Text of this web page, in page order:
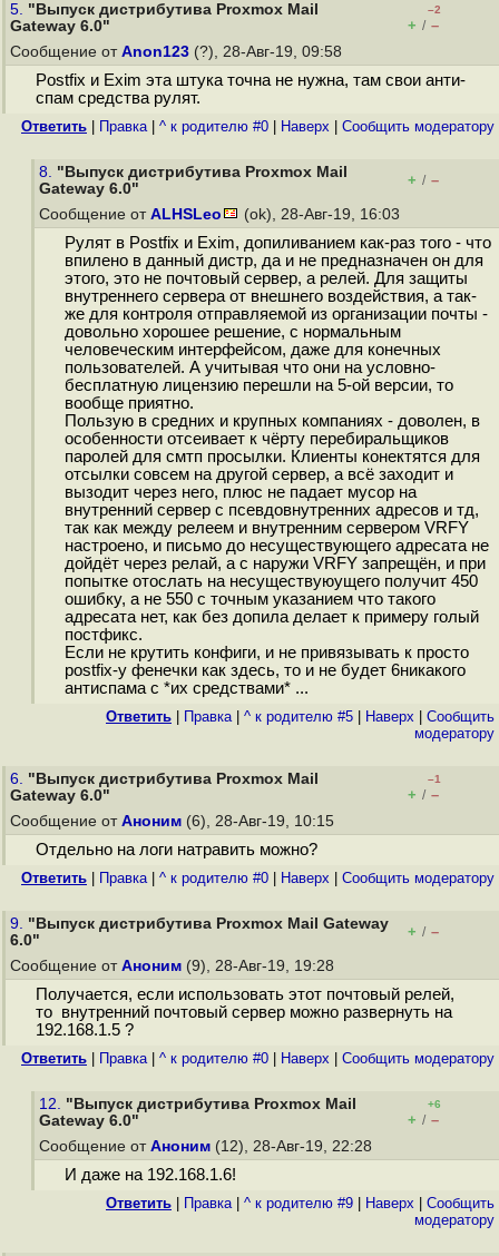
5. "Выпуск дистрибутива Proxmox Mail
Gateway 6.0"
–2
+ / –
Сообщение от Anon123 (?), 28-Авг-19, 09:58
Postfix и Exim эта штука точна не нужна, там свои анти-
спам средства рулят.
Ответить Правка| ^ к родителю #0 Наверх Cообщить модератору
8. "Выпуск дистрибутива Proxmox Mail
Gateway 6.0"
+ / –
Сообщение от ALHSLeo (ok), 28-Авг-19, 16:03
Рулят в Postfix и Exim, допиливанием как-раз того - что
впилено в данный дистр, да и не предназначен он для
этого, это не почтовый сервер, а релей. Для защиты
внутреннего сервера от внешнего воздействия, а так-
же для контроля отправляемой из организации почты -
довольно хорошее решение, с нормальным
человеческим интерфейсом, даже для конечных
пользователей. А учитывая что они на условно-
бесплатную лицензию перешли на 5-ой версии, то
вообще приятно.
Пользую в средних и крупных компаниях - доволен, в
особенности отсеивает к чёрту перебиральщиков
паролей для смтп просылки. Клиенты конектятся для
отсылки совсем на другой сервер, а всё заходит и
вызодит через него, плюс не падает мусор на
внутренний сервер с псевдовнутренних адресов и тд,
так как между релеем и внутренним сервером VRFY
настроено, и письмо до несуществующего адресата не
дойдёт через релай, а с наружи VRFY запрещён, и при
попытке отослать на несуществуюущего получит 450
ошибку, а не 550 с точным указанием что такого
адресата нет, как без допила делает к примеру голый
постфикс.
Если не крутить конфиги, и не привязывать к просто
postfix-у фенечки как здесь, то и не будет 6никакого
антиспама с *их средствами* ...
Ответить Правка| ^ к родителю #5 Наверх
Cообщить
модератору
6. "Выпуск дистрибутива Proxmox Mail
Gateway 6.0"
–1
+ / –
Сообщение от Аноним (6), 28-Авг-19, 10:15
Отдельно на логи натравить можно?
Ответить Правка| ^ к родителю #0 Наверх Cообщить модератору
9. "Выпуск дистрибутива Proxmox Mail Gateway
6.0"
+ / –
Сообщение от Аноним (9), 28-Авг-19, 19:28
Получается, если использовать этот почтовый релей,
то внутренний почтовый сервер можно развернуть на
192.168.1.5 ?
Ответить Правка| ^ к родителю #0 Наверх Cообщить модератору
12. "Выпуск дистрибутива Proxmox Mail
Gateway 6.0"
+6
+ / –
Сообщение от Аноним (12), 28-Авг-19, 22:28
И даже на 192.168.1.6!
Ответить Правка| ^ к родителю #9 Наверх
Cообщить
модератору